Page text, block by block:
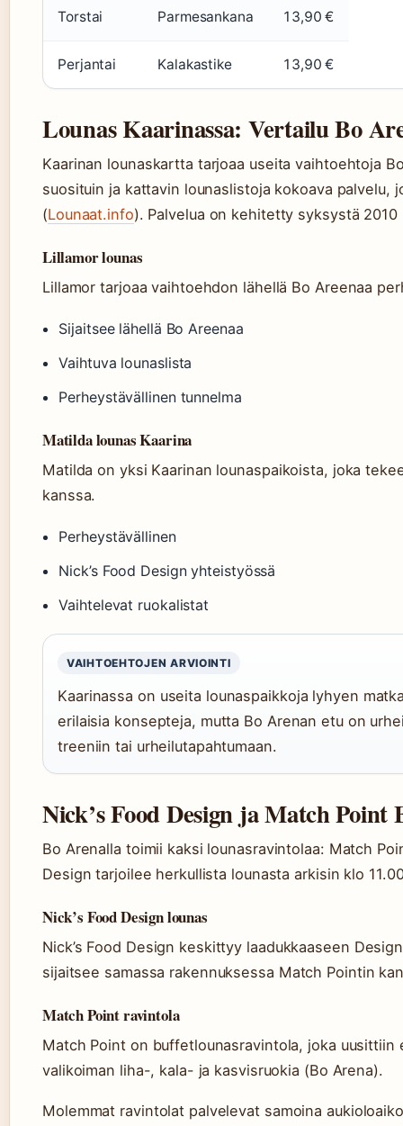
Torstai Parmesankana 13,90 €
Perjantai Kalakastike 13,90 €
Lounas Kaarinassa: Vertailu Bo
Kaarinan lounaskartta tarjoaa useita vaihtoehtoja
suosituin ja kattavin lounaslistoja kokoava palvelu,
(Lounaat.info). Palvelua on kehitetty syksystä 2010
Lillamor lounas
Lillamor tarjoaa vaihtoehdon lähellä Bo Areenaa
Sijaitsee lähellä Bo Areenaa
Vaihtuva lounaslista
Perheystävällinen tunnelma
Matilda lounas Kaarina
Matilda on yksi Kaarinan lounaspaikoista, joka
kanssa.
Perheystävällinen
Nick’s Food Design yhteistyössä
Vaihtelevat ruokalistat
VAIHTOEHTOJEN ARVIOINTI
Kaarinassa on useita lounaspaikkoja lyhyen
erilaisia konsepteja, mutta Bo Arenan etu on
treeniin tai urheilutapahtumaan.
Nick’s Food Design ja Match Point
Bo Arenalla toimii kaksi lounasravintolaa: Match
Design tarjoilee herkullista lounasta arkisin klo
Nick’s Food Design lounas
Nick’s Food Design keskittyy laadukkaaseen
sijaitsee samassa rakennuksessa Match Pointin
Match Point ravintola
Match Point on buffetlounasravintola, joka uusittiin
valikoiman liha-, kala- ja kasvisruokia (Bo Arena).
Molemmat ravintolat palvelevat samoina